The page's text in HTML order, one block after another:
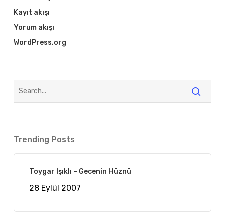
Kayıt akışı
Yorum akışı
WordPress.org
Trending Posts
Toygar Işıklı – Gecenin Hüznü
28 Eylül 2007